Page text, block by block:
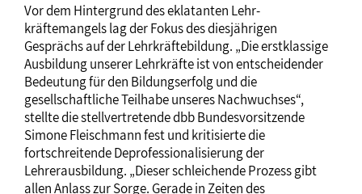
Vor dem Hintergrund des eklatanten Lehr-
kräftemangels lag der Fokus des diesjährigen
Gesprächs auf der Lehrkräftebildung. „Die erstklassige
Ausbildung unserer Lehrkräfte ist von entscheidender
Bedeutung für den Bildungserfolg und die
gesellschaftliche Teilhabe unseres Nachwuchses“,
stellte die stellvertretende dbb Bundesvorsitzende
Simone Fleischmann fest und kritisierte die
fortschreitende Deprofessionalisierung der
Lehrerausbildung. „Dieser schleichende Prozess gibt
allen Anlass zur Sorge. Gerade in Zeiten des